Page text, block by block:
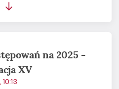
na 2025 -
XV